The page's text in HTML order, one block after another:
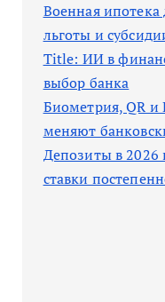
Военная
льготы и
Title: ИИ в
выбор банка
Биометрия, QR
меняют
Депозиты в 2026
ставки